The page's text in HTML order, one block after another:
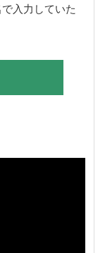
入力していた